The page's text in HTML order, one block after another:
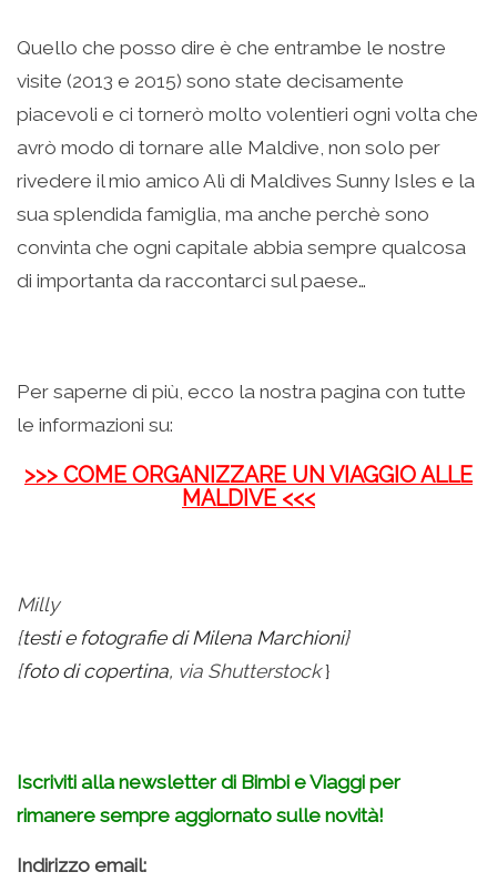
Quello che posso dire è che entrambe le nostre
visite (2013 e 2015) sono state decisamente
piacevoli e ci tornerò molto volentieri ogni volta che
avrò modo di tornare alle Maldive, non solo per
rivedere il mio amico Alì di Maldives Sunny Isles e la
sua splendida famiglia, ma anche perchè sono
convinta che ogni capitale abbia sempre qualcosa
di importanta da raccontarci sul paese…
Per saperne di più, ecco la nostra pagina con tutte
le informazioni su:
>>> COME ORGANIZZARE UN VIAGGIO ALLE
MALDIVE <<<
Milly
{testi e fotografie di Milena Marchioni}
{foto di copertina, via Shutterstock}
Iscriviti alla newsletter di Bimbi e Viaggi per
rimanere sempre aggiornato sulle novità!
Indirizzo email: